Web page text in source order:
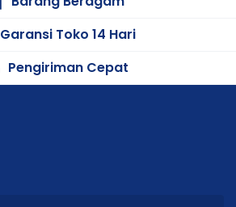
Garansi Toko 14 Hari
Pengiriman Cepat